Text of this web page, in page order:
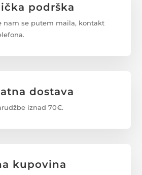
podrška
nam se putem maila, kontakt
dostava
iznad 70€.
kupovina